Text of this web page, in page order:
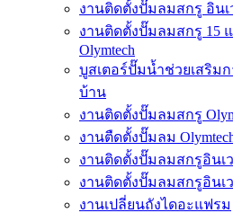
งานติดตั้งปั๊มลมสกรู อินเ
งานติดตั้งปั๊มลมสกรู 15
Olymtech
บูสเตอร์ปั๊มน้ำช่วยเสริม
บ้าน
งานติดตั้งปั๊มลมสกรู
งานตืดตั้งปั๊มลม
งานติดตั้งปั๊มลมสกรูอินเ
งานติดตั้งปั๊มลมสกรูอินเว
งานเปลี่ยนถังไดอะแฟรม